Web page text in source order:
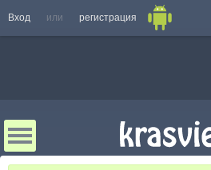
Вход или регистрация